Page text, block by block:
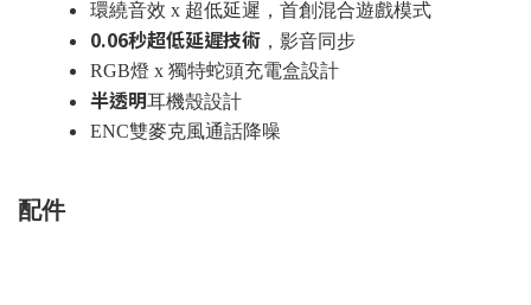
環繞音效 x 超低延遲，首創混合遊戲模式
0.06秒超低延遲技術 ，影音同步
RGB燈 x 獨特蛇頭充電盒設計
半透明耳機殼設計
ENC雙麥克風通話降噪
配件